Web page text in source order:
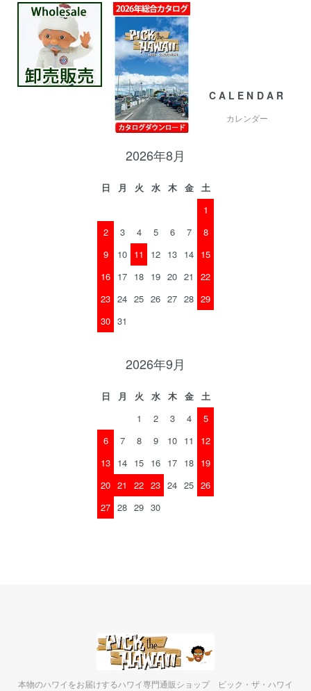
CALENDAR
カレンダー
2026年8月
日 月 火 水 木 金
土
1
2
3 4 5 6 7
8
9
10 11 12 13 14 15
16 17 18 19 20 21
22
23 24 25 26 27 28 29
30 31
2026年9月
日 月 火 水 木 金
土
1
2 3 4
5
6
7 8 9 10 11
12
13 14 15 16 17 18 19
20 21 22 23 24 25 26
27 28 29 30
本物のハワイをお届けするハワイ専門通販ショップ ピック・ザ・ハワイ